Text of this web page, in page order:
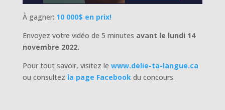
À gagner: 10 000$ en prix!
Envoyez votre vidéo de 5 minutes avant le lundi 14
novembre 2022.
Pour tout savoir, visitez le www.delie-ta-langue.ca
ou consultez la page Facebook du concours.